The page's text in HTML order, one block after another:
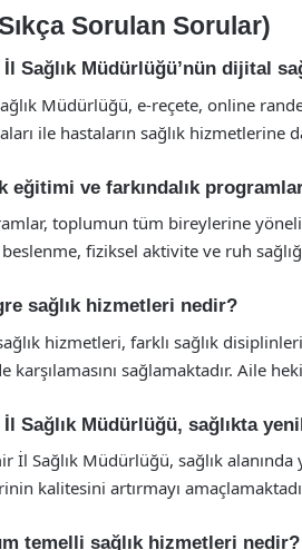
Sorulan Sorular)
Sağlık Müdürlüğü’nün dijital
Müdürlüğü, e-reçete, online
ile hastaların sağlık hizmetlerine
eğitimi ve farkındalık
toplumun tüm bireylerine
fiziksel aktivite ve ruh
sağlık hizmetleri nedir?
hizmetleri, farklı sağlık
karşılamasını sağlamaktadır. Aile
Sağlık Müdürlüğü, sağlıkta
İl Sağlık Müdürlüğü, sağlık
kalitesini artırmayı
temelli sağlık hizmetleri nedir?